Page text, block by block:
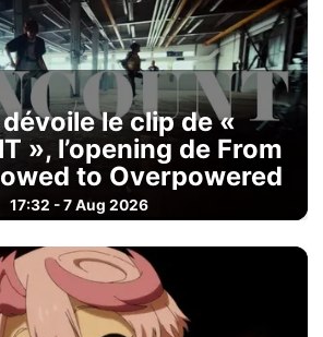
dévoile le clip de «
», l’opening de From
to Overpowered
17:32 - 7 Aug 2026